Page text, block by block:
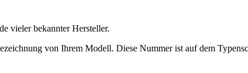
vieler bekannter Hersteller.
von Ihrem Modell. Diese Nummer ist auf dem